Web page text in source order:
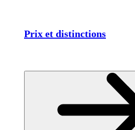
Prix et distinctions